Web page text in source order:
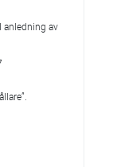
anledning av